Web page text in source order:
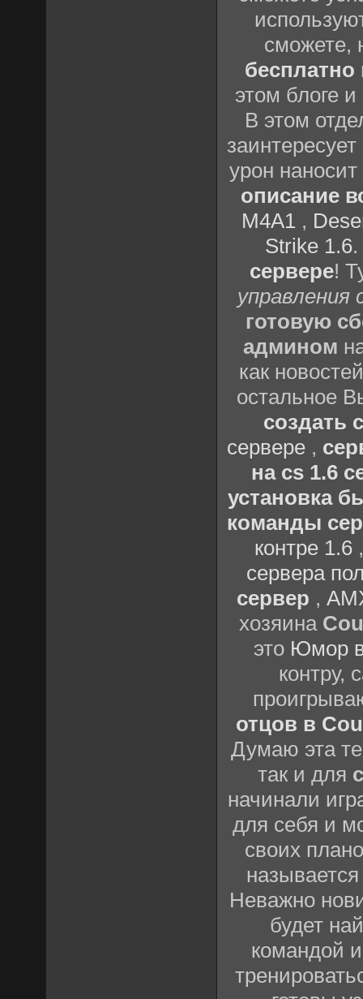
сможете,
бесплатно
этом блоге
В этом
урон
описание
M4A1 ,
Strike 1.6
сервере!
управления
готовую
админом
как
остальное
создать
сервере,
на cs 1.6
установка
команды
контре 1.6
сервера
сервер ,
хозяина
это Юмор в
контру,
отцов в
Думаю эта
так и для
начинали
для себя и
своих
Неважно
будет
командой